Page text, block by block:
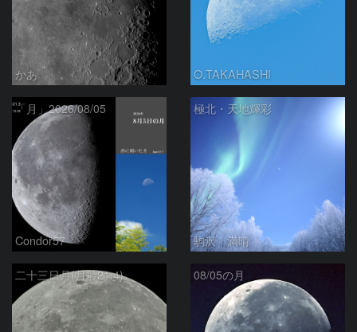
かあ O.TAKAHASHI
「月」2026/08/05
Condor57
極北・天地輝彩
駒沢 満晴
二十三日月(月齢21.4) 08/05の月